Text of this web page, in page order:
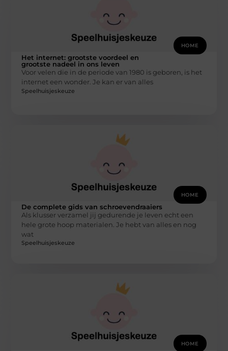
HOME
Het internet: grootste voordeel en
grootste nadeel in ons leven
Voor velen die in de periode van 1980 is geboren, is het
internet een wonder. Je kan er van alles
Speelhuisjeskeuze
HOME
De complete gids van schroevendraaiers
Als klusser verzamel jij gedurende je leven echt een
hele grote hoop materialen. Je hebt van alles en nog
wat
Speelhuisjeskeuze
HOME